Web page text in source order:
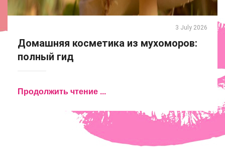
3 July 2026
Домашняя косметика из мухоморов:
полный гид
Продолжить чтение ...